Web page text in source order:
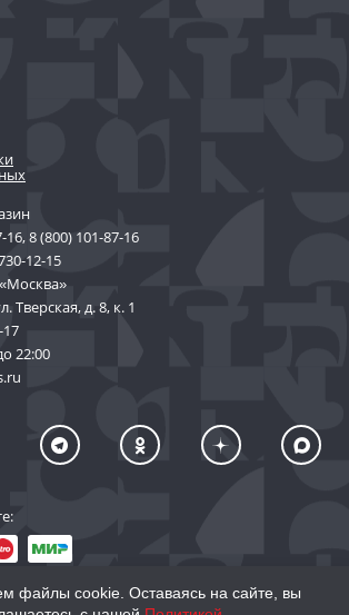
16,8 (800) 101-87-16
12-15
Тверская, д. 8, к. 1
17
22:00
файлы cookie. Оставаясь на сайте, вы